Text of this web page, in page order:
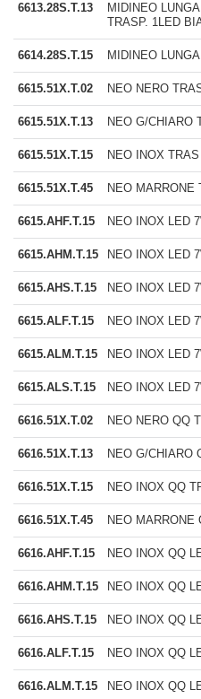
6613.28S.T.13
MIDINEO
TRASP. 1LED
6614.28S.T.15 MIDINEO
6615.51X.T.02 NEO NERO
6615.51X.T.13 NEO G/CHIARO
6615.51X.T.15 NEO INOX
6615.51X.T.45 NEO MARRONE
6615.AHF.T.15 NEO INOX LED
6615.AHM.T.15 NEO INOX LED
6615.AHS.T.15 NEO INOX LED
6615.ALF.T.15 NEO INOX LED
6615.ALM.T.15 NEO INOX LED
6615.ALS.T.15 NEO INOX LED
6616.51X.T.02 NEO NERO QQ
6616.51X.T.13 NEO G/CHIARO
6616.51X.T.15 NEO INOX QQ
6616.51X.T.45 NEO MARRONE
6616.AHF.T.15 NEO INOX QQ
6616.AHM.T.15 NEO INOX QQ
6616.AHS.T.15 NEO INOX QQ
6616.ALF.T.15 NEO INOX QQ
6616.ALM.T.15 NEO INOX QQ